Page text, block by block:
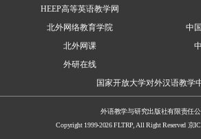
HEEP高等英语教学网
北外网络教育学院
中
北外网课
外研在线
国家开放大学对外汉语教学
外语教学与研究出版社有限责任公
Copyright 1999-2026 FLTRP, All Right Reserved 京